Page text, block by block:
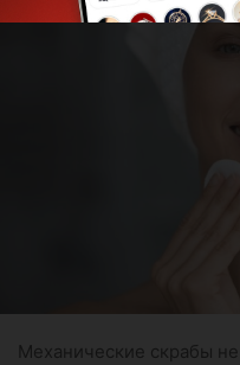
Механические скрабы